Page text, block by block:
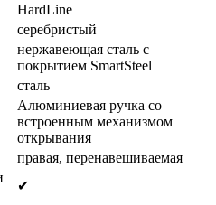
HardLine
серебристый
нержавеющая сталь с
покрытием SmartSteel
сталь
Алюминиевая ручка со
встроенным механизмом
открывания
правая, перенавешиваемая
✔